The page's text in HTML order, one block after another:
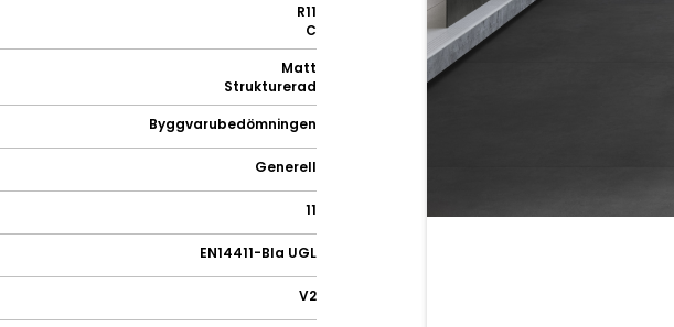
R11
C
Matt
Strukturerad
Byggvarubedömningen
Generell
11
EN14411-BIa UGL
V2